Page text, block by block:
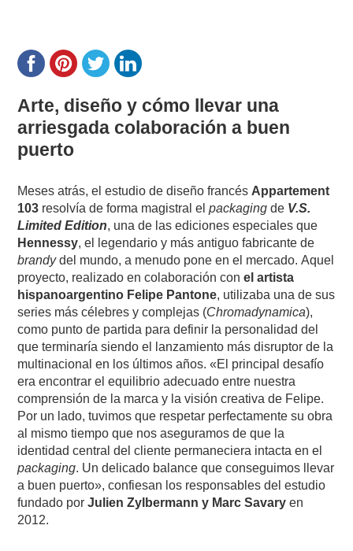
Arte, diseño y cómo llevar una
arriesgada colaboración a buen
puerto
Meses atrás, el estudio de diseño francés Appartement
103 resolvía de forma magistral elpackaging de V.S.
Limited Edition, una de las ediciones especiales que
Hennessy, el legendario y más antiguo fabricante de
brandydel mundo, a menudo pone en el mercado. Aquel
proyecto, realizado en colaboración conel artista
hispanoargentino Felipe Pantone, utilizaba una de sus
series más célebres y complejas (Chromadynamica),
como punto de partida para definir la personalidad del
que terminaría siendo el lanzamiento más disruptor de la
multinacional en los últimos años. «El principal desafío
era encontrar el equilibrio adecuado entre nuestra
comprensión de la marca y la visión creativa de Felipe.
Por un lado, tuvimos que respetar perfectamente su obra
al mismo tiempo que nos aseguramos de que la
identidad central del cliente permaneciera intacta en el
packaging. Un delicado balance que conseguimos llevar
a buen puerto», confiesan los responsables del estudio
fundado porJulien Zylbermann y Marc Savary en
2012.